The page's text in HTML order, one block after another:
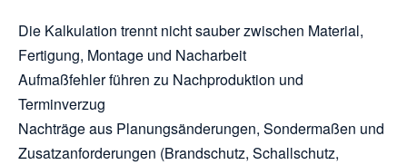
Die Kalkulation trennt nicht sauber zwischen Material,
Fertigung, Montage und Nacharbeit
Aufmaßfehler führen zu Nachproduktion und
Terminverzug
Nachträge aus Planungsänderungen, Sondermaßen und
Zusatzanforderungen (Brandschutz, Schallschutz,